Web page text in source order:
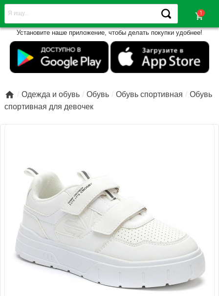
shopping_cart
Установите наше приложение, чтобы делать покупки удобнее!
 Одежда и обувь Обувь Обувь спортивная
Обувь
спортивная для девочек